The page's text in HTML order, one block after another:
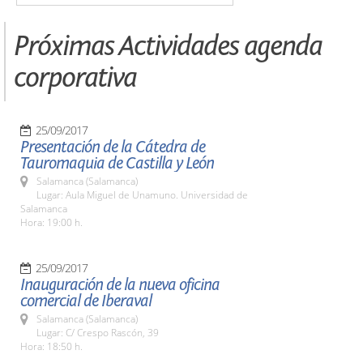
Próximas Actividades agenda
corporativa
25/09/2017
Presentación de la Cátedra de
Tauromaquia de Castilla y León
Salamanca (Salamanca)
Lugar: Aula Miguel de Unamuno. Universidad de
Salamanca
Hora: 19:00 h.
25/09/2017
Inauguración de la nueva oficina
comercial de Iberaval
Salamanca (Salamanca)
Lugar: C/ Crespo Rascón, 39
Hora: 18:50 h.